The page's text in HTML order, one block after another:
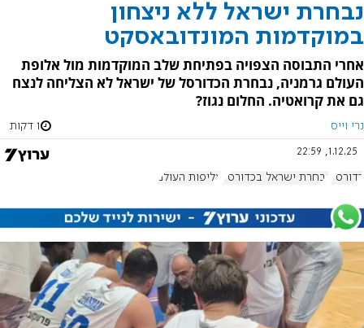
נבחרת ישראל ללא ניצחון
במוקדמות המונדובאסקט
אחרי התבוסה הצפויה בפתיחת שלב המוקדמות מול אלופת
העולם גרמניה, נבחרת הכדורסל של ישראל לא הצליחה לנצח
גם את קרואטיה. החלום נגוז?
נרי וייס 1 דקות
1.12.25, 22:59
כדורסל נבחרת ישראל בכדורסל אליפות העולם